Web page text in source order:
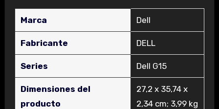
Marca ‎Dell
Fabricante ‎DELL
Series ‎Dell G15
Dimensiones del
producto
‎27,2 x 35,74 x
2,34 cm; 3,99 kg